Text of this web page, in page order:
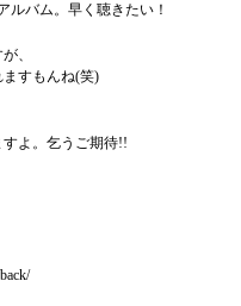
ルバム。早く聴きたい！
、
すもんね(笑)
よ。乞うご期待!!